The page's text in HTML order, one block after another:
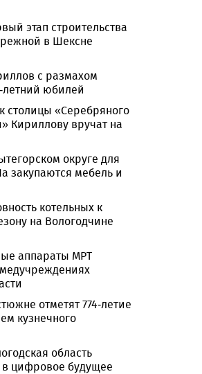
этап строительства
в Шексне
с размахом
летний юбилей
столицы «Серебряного
Кириллову вручат на
округе для
закупаются мебель и
котельных к
на Вологодчине
аппараты МРТ
медучреждениях
отметят 774-летие
кузнечного
область
в цифровое будущее